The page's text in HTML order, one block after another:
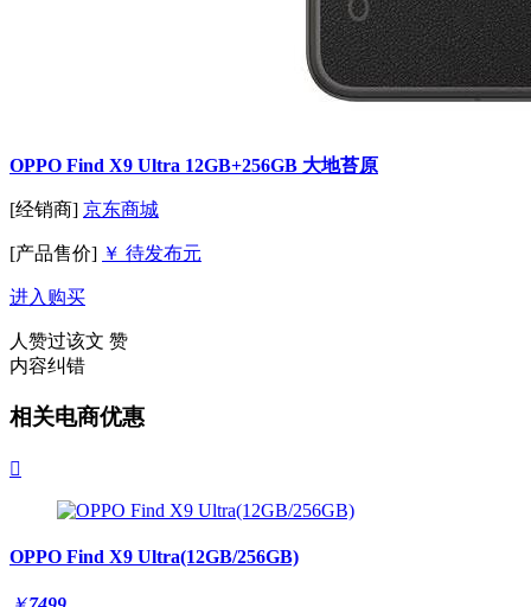
OPPO Find X9 Ultra 12GB+256GB 大地苔原
[经销商] 京东商城
[产品售价] ￥ 待发布元
进入购买
人赞过该文 赞
内容纠错
相关电商优惠

OPPO Find X9 Ultra(12GB/256GB)